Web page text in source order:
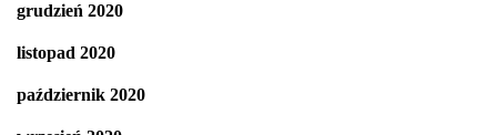
grudzień 2020
listopad 2020
październik 2020